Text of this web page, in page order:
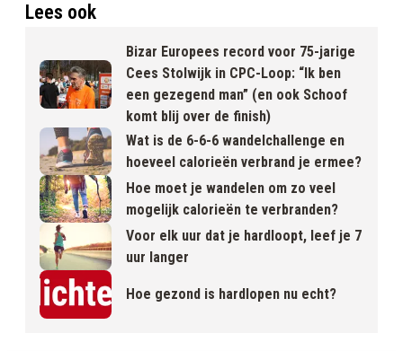
Lees ook
Bizar Europees record voor 75-jarige
Cees Stolwijk in CPC-Loop: “Ik ben
een gezegend man” (en ook Schoof
komt blij over de finish)
Wat is de 6-6-6 wandelchallenge en
hoeveel calorieën verbrand je ermee?
Hoe moet je wandelen om zo veel
mogelijk calorieën te verbranden?
Voor elk uur dat je hardloopt, leef je 7
uur langer
Hoe gezond is hardlopen nu echt?